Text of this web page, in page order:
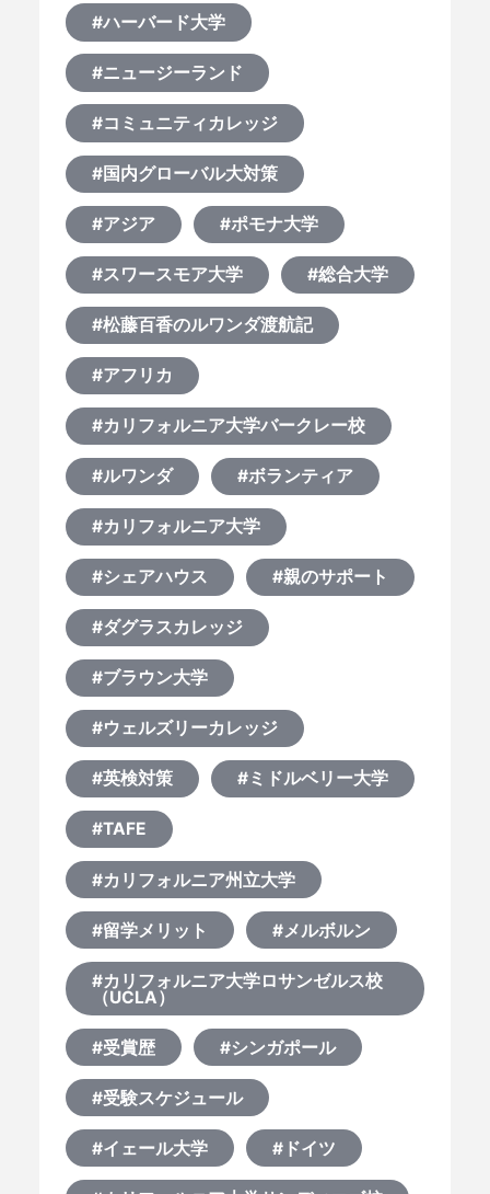
#ハーバード大学
#ニュージーランド
#コミュニティカレッジ
#国内グローバル大対策
#アジア #ポモナ大学
#スワースモア大学 #総合大学
#松藤百香のルワンダ渡航記
#アフリカ
#カリフォルニア大学バークレー校
#ルワンダ #ボランティア
#カリフォルニア大学
#シェアハウス #親のサポート
#ダグラスカレッジ
#ブラウン大学
#ウェルズリーカレッジ
#英検対策 #ミドルベリー大学
#TAFE
#カリフォルニア州立大学
#留学メリット #メルボルン
#カリフォルニア大学ロサンゼルス校
（UCLA）
#受賞歴 #シンガポール
#受験スケジュール
#イェール大学 #ドイツ